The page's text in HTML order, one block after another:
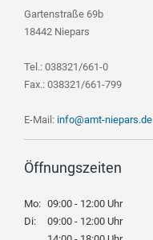
Gartenstraße 69b
18442 Niepars
Tel.: 038321/661-0
Fax.: 038321/661-799
E-Mail: info@amt-niepars.de
Öffnungszeiten
Mo: 09:00 - 12:00 Uhr
Di:
09:00 - 12:00 Uhr